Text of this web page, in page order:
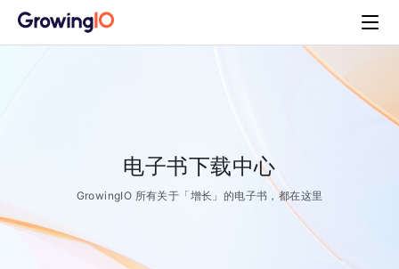
电子书下载中心
GrowingIO 所有关于「增长」的电子书，都在这里